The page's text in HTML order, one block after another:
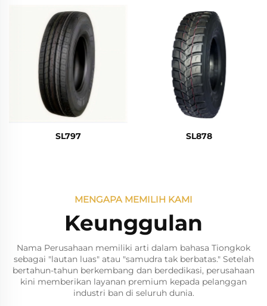
SL797 SL878
MENGAPA MEMILIH KAMI
Keunggulan
Nama Perusahaan memiliki arti dalam bahasa Tiongkok
sebagai "lautan luas" atau "samudra tak berbatas." Setelah
bertahun-tahun berkembang dan berdedikasi, perusahaan
kini memberikan layanan premium kepada pelanggan
industri ban di seluruh dunia.